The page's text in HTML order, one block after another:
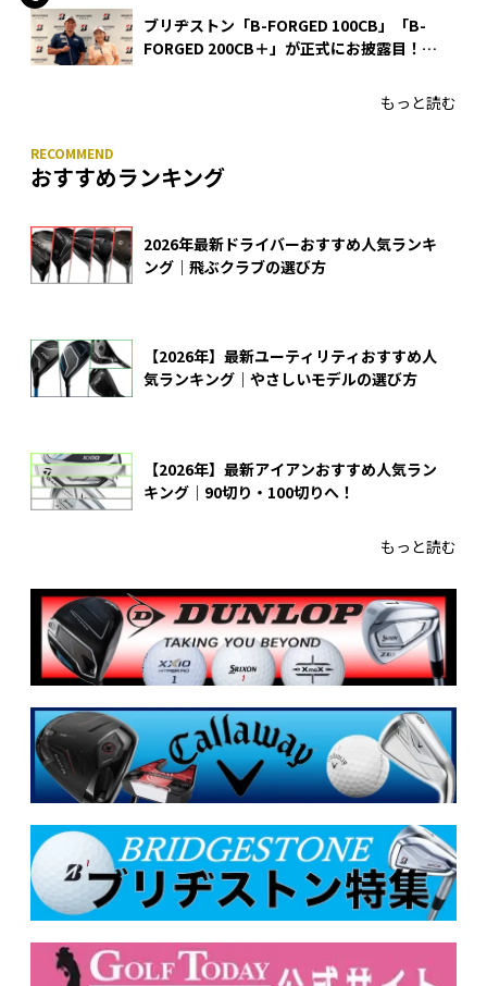
ブリヂストン「B-FORGED 100CB」「B-
FORGED 200CB＋」が正式にお披露目！
もっと読む
おすすめランキング
2026年最新ドライバーおすすめ人気ランキ
ング｜飛ぶクラブの選び方
【2026年】最新ユーティリティおすすめ人
気ランキング｜やさしいモデルの選び方
【2026年】最新アイアンおすすめ人気ラン
キング｜90切り・100切りへ！
もっと読む